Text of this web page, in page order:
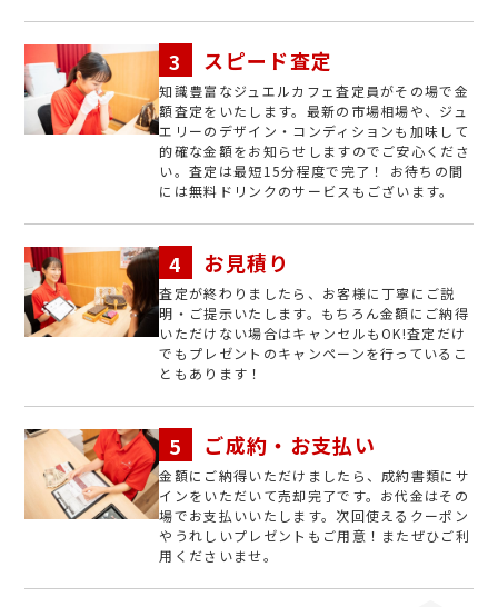
スピード査定
知識豊富なジュエルカフェ査定員がその場で金
額査定をいたします。最新の市場相場や、ジュ
エリーのデザイン・コンディションも加味して
的確な金額をお知らせしますのでご安心くださ
い。査定は最短15分程度で完了！ お待ちの間
には無料ドリンクのサービスもございます。
お見積り
査定が終わりましたら、お客様に丁寧にご説
明・ご提示いたします。もちろん金額にご納得
いただけない場合はキャンセルもOK!査定だけ
でもプレゼントのキャンペーンを行っているこ
ともあります！
ご成約・お支払い
金額にご納得いただけましたら、成約書類にサ
インをいただいて売却完了です。お代金はその
場でお支払いいたします。次回使えるクーポン
やうれしいプレゼントもご用意！またぜひご利
用くださいませ。